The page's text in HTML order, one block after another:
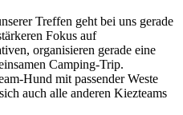
Treffen geht bei uns gerade
Fokus auf
organisieren gerade eine
Camping-Trip.
Hund mit passender Weste
auch alle anderen Kiezteams